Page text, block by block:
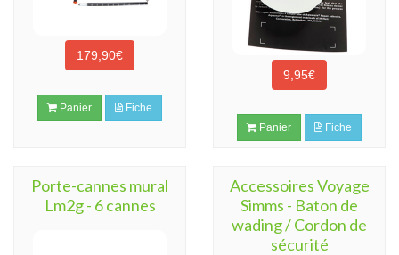
179,90€
Panier Fiche
9,95€
Panier Fiche
Porte-cannes mural
Lm2g - 6 cannes
Accessoires Voyage
Simms - Baton de
wading / Cordon de
sécurité